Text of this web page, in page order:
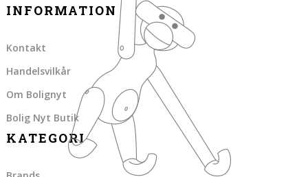
INFORMATION
Kontakt
Handelsvilkår
Om Bolignyt
Bolig Nyt Butik
KATEGORI